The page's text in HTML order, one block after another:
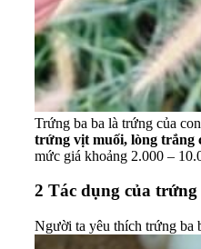
Trứng ba ba là trứng của
trứng vịt muối, lòng trắng
mức giá khoảng 2.000 –
2 Tác dụng của trứng
Người ta yêu thích trứng ba